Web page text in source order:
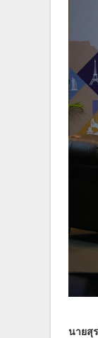
นายสุ